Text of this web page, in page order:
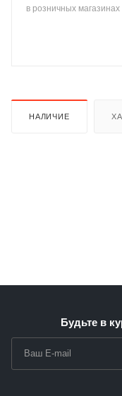
в розничных магазинах
НАЛИЧИЕ
Будьте в